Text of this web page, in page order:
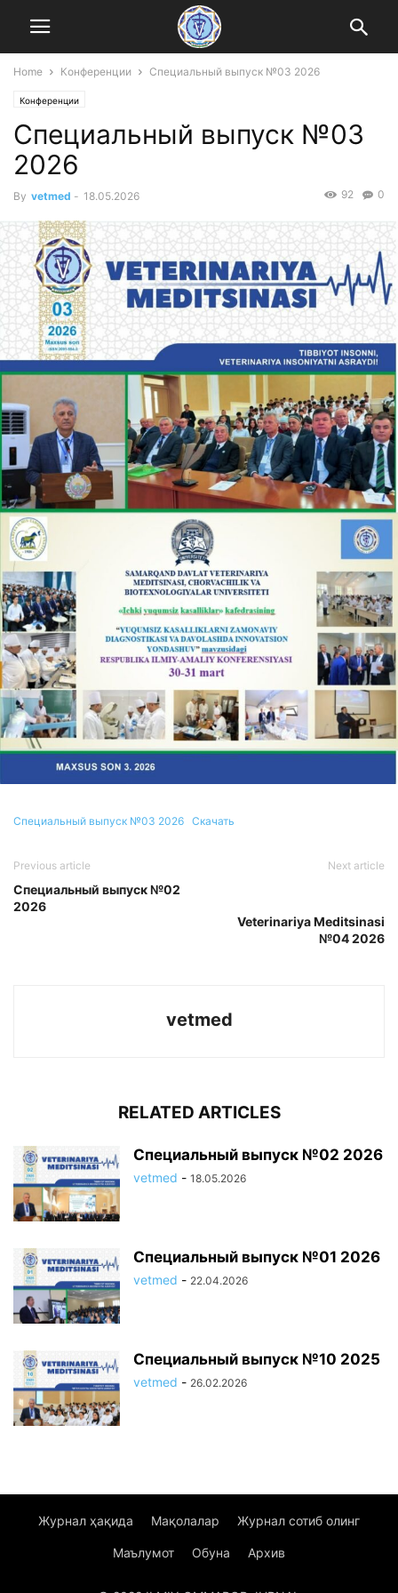
Home Конференции Специальный выпуск №03 2026
Конференции
Специальный выпуск №03
2026
By vetmed - 18.05.2026 0
92
Специальный выпуск №03 2026 Скачать
Previous article
Специальный выпуск №02
2026
Next article
Veterinariya Meditsinasi
№04 2026
vetmed
RELATED ARTICLES
Специальный выпуск №02 2026
vetmed - 18.05.2026
Специальный выпуск №01 2026
vetmed - 22.04.2026
Специальный выпуск №10 2025
vetmed - 26.02.2026
Журнал ҳақида Мақолалар Журнал сотиб олинг
Маълумот Обуна Архив